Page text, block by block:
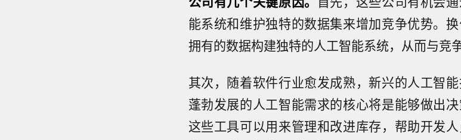
能系统和维护独特的数据集来增加竞争优势。
拥有的数据构建独特的人工智能系统，从而与竞
其次，随着软件行业愈发成熟，新兴的人工智能
蓬勃发展的人工智能需求的核心将是能够做出决
这些工具可以用来管理和改进库存，帮助开发